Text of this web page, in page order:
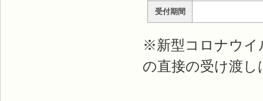
受付期間
※新型コロナウイ
の直接の受け渡